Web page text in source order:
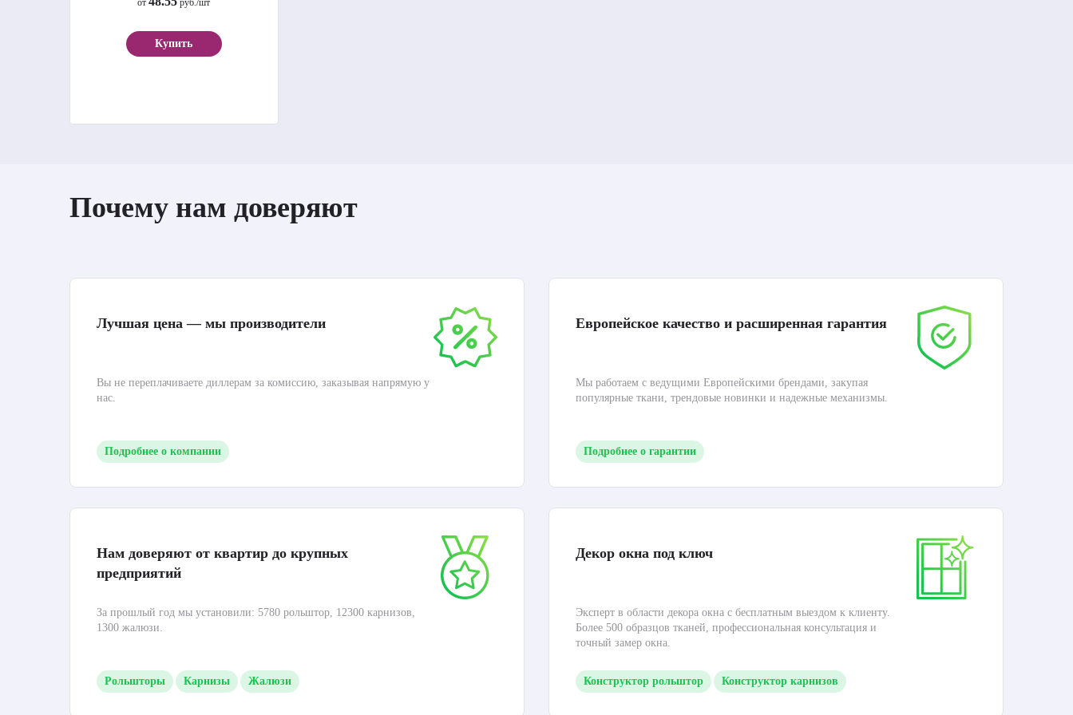
от руб./шт
Купить
Почему нам доверяют
Лучшая цена — мы производители
Вы не переплачиваете диллерам за комиссию, заказывая напрямую у
нас.
Подробнее о компании
Нам доверяют от квартир до крупных
предприятий
За прошлый год мы установили: 5780 рольштор, 12300 карнизов,
1300 жалюзи.
Рольшторы Карнизы Жалюзи
Европейское качество и расширенная гарантия
Мы работаем с ведущими Европейскими брендами, закупая
популярные ткани, трендовые новинки и надежные механизмы.
Подробнее о гарантии
Декор окна под ключ
Эксперт в области декора окна с бесплатным выездом к клиенту.
Более 500 образцов тканей, профессиональная консультация и
точный замер окна.
Конструктор рольштор Конструктор карнизов